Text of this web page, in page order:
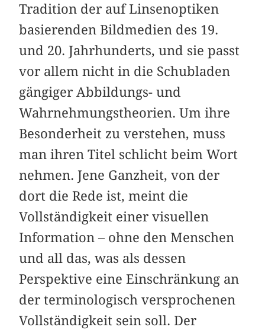
Tradition der auf Linsenoptiken
basierenden Bildmedien des 19.
und 20. Jahrhunderts, und sie passt
vor allem nicht in die Schubladen
gängiger Abbildungs- und
Wahrnehmungstheorien. Um ihre
Besonderheit zu verstehen, muss
man ihren Titel schlicht beim Wort
nehmen. Jene Ganzheit, von der
dort die Rede ist, meint die
Vollständigkeit einer visuellen
Information – ohne den Menschen
und all das, was als dessen
Perspektive eine Einschränkung an
der terminologisch versprochenen
Vollständigkeit sein soll. Der